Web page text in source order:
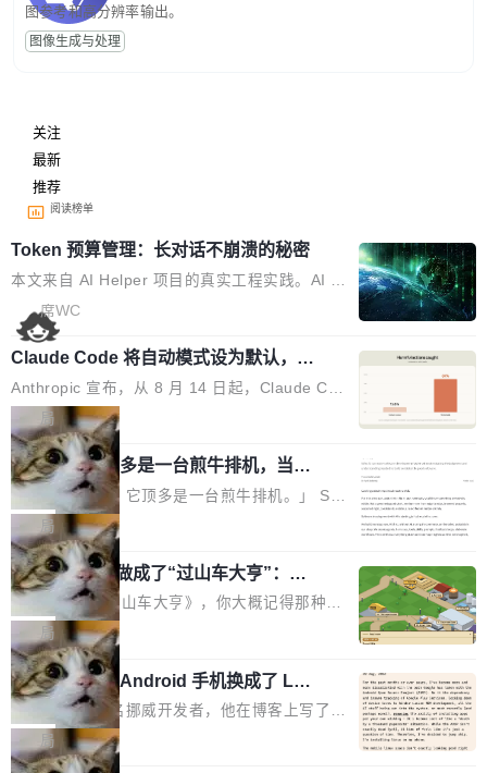
图参考和高分辨率输出。
图像生成与处理
关注
最新
推荐
阅读榜单
Token 预算管理：长对话不崩溃的秘密
本文来自 AI Helper 项目的真实工程实践。AI H
elper 是一个开源的 Chrome 智能助手扩展，采
用 ReAct 推理循环架构，内置 44 个工具，支持
多轮工具调用和复杂任务拆解。 问题：多轮推理
的 Token 雪崩 ReAct 架构的核心是"推理-行动-
观察"循环。每一轮循环，AI 调用工具、拿到结
果、把结果追加到消息历史中。一个复杂任务可
能跑十几轮甚至几十轮，每轮的工具结果（页面
HTML、搜索结果、文件内容）动辄几千 token
s。 问题来了：随着轮次增加，消息历史不断膨
胀，总 Token 量逼近模型的上下文窗口上限。
一旦超限，要么 API 直接报错，要么模型开
始"遗忘"...
席WC
Claude Code 将自动模式设为默认，称
人类审批只抓到 13.6% 危险命令
Anthropic 宣布，从 8 月 14 日起，Claude Cod
e 在 Pro、Max、Team 计划上将默认启用自动
模式（auto mode）。这个决定背后，是两组让
人不安的数据。 第一组：人类审批到底有多不靠
谱？Anthropic 在 1053 名付费用户中做了一项
对照实验，人为审核只抓到了 13.6% 的危险命
令，而自动模式抓到了 89%。自动模式拦截了 8
00 条人类审批通过的指令，人类只拦截了 6 条
自动模式放过的指令。更令人担忧的是，随着会
话变长，人类的检测率从早期的约 17% 下降到
50 轮后的约 5%——人会疲劳，机器不会。 第
二组：出了事有多严重？在 5-6 月标记的...
局
AI 辅助编程顶多是一台煎牛排机，当不
了厨师
「AI 不是厨师。它顶多是一台煎牛排机。」 Ser
hii Sydorets 写了一篇博客，把 AI 辅助编程比作
煎牛排——任何人都能把肉扔进锅里弄熟，但要
稳定产出真正好的结果，需要真正的理解。机器
能按食谱重复操作、规模化产出，但它不知道你
脑子里到底想要什么，除非你把想法翻译成明确
的需求。 文章的核心论点很简单：AI 让你更
快，但快不等于好。 它能自动化重复劳动、生成
代码起点、解释逻辑，但它经常自信地给出错误
结果——「一块焦炭，上面放了一枝百里香，然
后告诉你这是三分熟。」 判断力仍然是不可替代
局
他把芯片制造做成了“过山车大亨”：一
个浏览器里的半导体工厂
如果你玩过《过山车大亨》，你大概记得那种俯
瞰视角——小人在公园里走来走去，游乐设施运
转着，一切都在你的注视下运行。现在想象同样
的视角，但公园里不是过山车，而是一座完整的
芯片制造工厂。 这就是 Chip Tycoon。 一个黄
色的小车载着一片硅晶圆，穿过 20 栋建筑，从
石英砂一路走到封装好的芯片。晶圆在每一站都
局
一名开发者将 Android 手机换成了 Lin
ux，称“AOSP 已死”
Runarcn 是一名挪威开发者，他在博客上写了一
篇文章，标题很直白：《I'm switching my phon
e from Android to Linux》。 他的核心论点很简
局